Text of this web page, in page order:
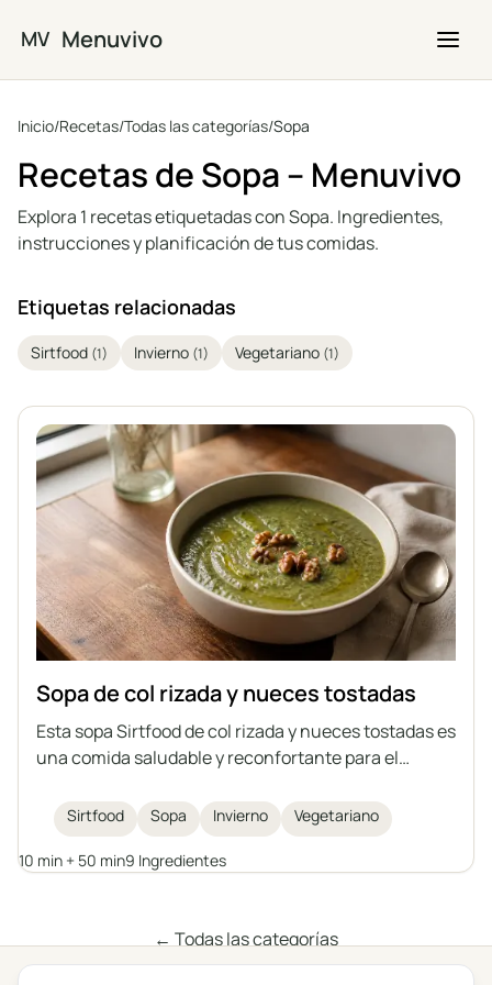
MV Menuvivo
Inicio/Recetas/Todas las categorías/Sopa
Recetas de Sopa – Menuvivo
Explora 1 recetas etiquetadas con Sopa. Ingredientes,
instrucciones y planificación de tus comidas.
Etiquetas relacionadas
Sirtfood (1) Invierno (1) Vegetariano (1)
Sopa de col rizada y nueces tostadas
Esta sopa Sirtfood de col rizada y nueces tostadas es
una comida saludable y reconfortante para el
coronada con crujientes nueces, es tanto
reconfortante como deliciosa.
Sirtfood Sopa Invierno Vegetariano
10 min + 50 min9 Ingredientes
← Todas las categorías